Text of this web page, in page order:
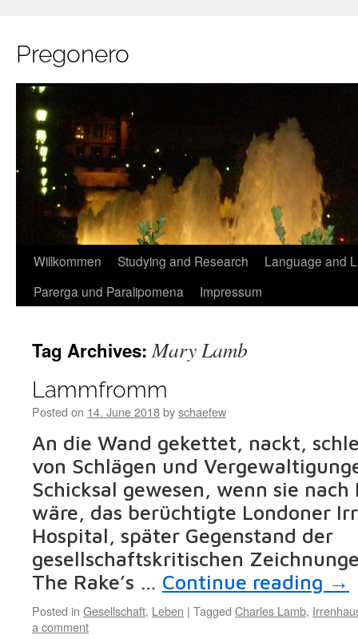
Pregonero
Skip
Willkommen Studying and Research
Language and
Parerga und Paralipomena
Impressum
Tag Archives:Mary Lamb
Lammfromm
Posted on 14. June 2018byschaefew
An die Wand gekettet, nackt,
von Schlägen und
Schicksal gewesen, wenn sie
wäre, das berüchtigte Londoner
Hospital, später Gegenstand der
gesellschaftskritischen
The Rake’s … Continue reading →
Posted in Gesellschaft, Leben | Tagged Charles Lamb,
a comment